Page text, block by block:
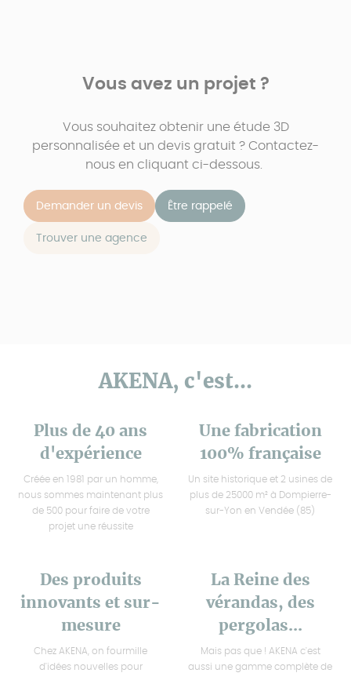
Vous avez un projet ?
Vous souhaitez obtenir une étude 3D
personnalisée et un devis gratuit ? Contactez-
nous en cliquant ci-dessous.
Demander un devis Être rappelé
Trouver une agence
AKENA, c'est...
Plus de 40 ans
d'expérience
Créée en 1981 par un homme,
nous sommes maintenant plus
de 500 pour faire de votre
projet une réussite
Une fabrication
100% française
Un site historique et 2 usines de
plus de 25000 m² à Dompierre-
sur-Yon en Vendée (85)
Des produits
innovants et sur-
mesure
Chez AKENA, on fourmille
d'idées nouvelles pour
La Reine des
vérandas, des
pergolas...
Mais pas que ! AKENA c'est
aussi une gamme complète de